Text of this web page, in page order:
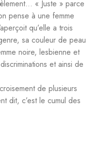
« Juste » parce
pense à une femme
qu’elle a trois
sa couleur de peau
noire, lesbienne et
et ainsi de
de plusieurs
dit, c’est le cumul des